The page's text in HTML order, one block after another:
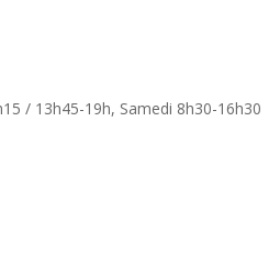
/ 13h45-19h, Samedi 8h30-16h30